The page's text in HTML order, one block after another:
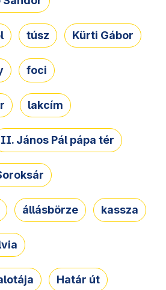
túsz Kürti Gábor
foci
lakcím
II. János Pál pápa tér
állásbörze kassza
Határ út